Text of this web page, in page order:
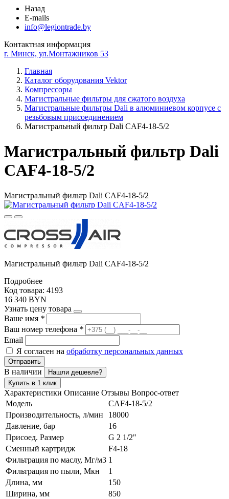
Назад
E-mails
info@legiontrade.by
Контактная информация
г. Минск, ул.Монтажников 53
Главная
Каталог оборудования Vektor
Компрессоры
Магистральные фильтры для сжатого воздуха
Магистральные фильтры Dali в алюминиевом корпусе с
резьбовым присоединением
Магистральный фильтр Dali CAF4-18-5/2
Магистральный фильтр Dali
CAF4-18-5/2
Магистральный фильтр Dali CAF4-18-5/2
Магистральный фильтр Dali CAF4-18-5/2
Подробнее
Код товара: 4193
16 340 BYN
Узнать цену товара
Ваше имя *
Ваш номер телефона *
Email
Я согласен на обработку персональных данных
Отправить
В наличии
Нашли дешевле?
Купить в 1 клик
Характеристики Описание Отзывы Вопрос-ответ
Модель
CAF4-18-5/2
Производительность, л/мин
18000
Давление, бар
16
Присоед. Размер
G 2 1/2"
Сменный картридж
F4-18
Фильтрация по маслу, Мг/м3 1
Фильтрация по пыли, Мкн
1
Длина, мм
150
Ширина, мм
850